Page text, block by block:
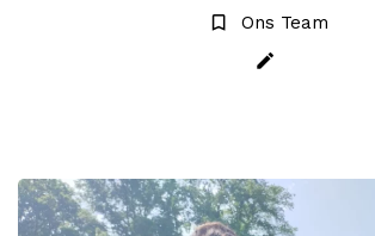
bookmark_border
Ons Team
create